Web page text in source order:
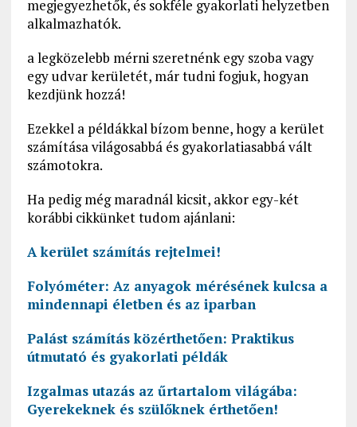
megjegyezhetők, és sokféle gyakorlati helyzetben
alkalmazhatók.
a legközelebb mérni szeretnénk egy szoba vagy
egy udvar kerületét, már tudni fogjuk, hogyan
kezdjünk hozzá!
Ezekkel a példákkal bízom benne, hogy a kerület
számítása világosabbá és gyakorlatiasabbá vált
számotokra.
Ha pedig még maradnál kicsit, akkor egy-két
korábbi cikkünket tudom ajánlani:
A kerület számítás rejtelmei!
Folyóméter: Az anyagok mérésének kulcsa a
mindennapi életben és az iparban
Palást számítás közérthetően: Praktikus
útmutató és gyakorlati példák
Izgalmas utazás az űrtartalom világába:
Gyerekeknek és szülőknek érthetően!